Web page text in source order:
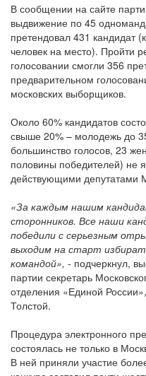
В сообщении на сайте
выдвижение по 45
претендовал 431 кандидат
человек на место). Пройти
голосовании смогли 356
предварительном
московских выборщиков.
Около 60% кандидатов
свыше 20% – молодежь до
большинство голосов, 23
половины победителей) не
действующими депутатами
«За каждым нашим
сторонников. Все наши
победили с серьезным
выходим на старт
командой», - подчеркнул,
партии секретарь
отделения «Единой
Толстой.
Процедура электронного
состоялась не только в
В ней приняли участие